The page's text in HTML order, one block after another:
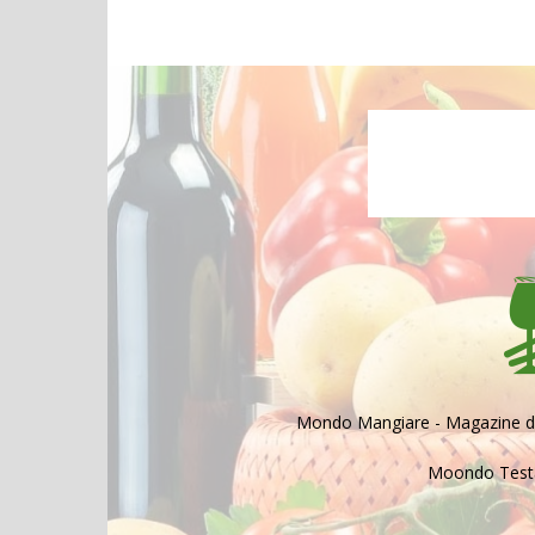
Mondo Mangiare - Magazine
Moondo